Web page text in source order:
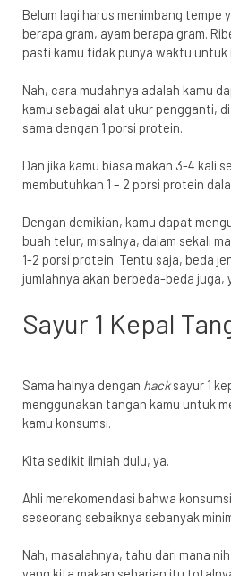
Belum lagi harus menimbang tempe
berapa gram, ayam berapa gram.
pasti kamu tidak punya waktu untuk
Nah, cara mudahnya adalah kamu
kamu sebagai alat ukur pengganti,
sama dengan 1 porsi protein.
Dan jika kamu biasa makan 3-4 kali
membutuhkan 1 – 2 porsi protein
Dengan demikian, kamu dapat
buah telur, misalnya, dalam sekali
1-2 porsi protein. Tentu saja, beda
jumlahnya akan berbeda-beda juga,
Sayur 1 Kepal
Sama halnya dengan hacksayur 1
menggunakan tangan kamu untuk
kamu konsumsi.
Kita sedikit ilmiah dulu, ya.
Ahli merekomendasi bahwa
seseorang sebaiknya sebanyak
Nah, masalahnya, tahu dari mana